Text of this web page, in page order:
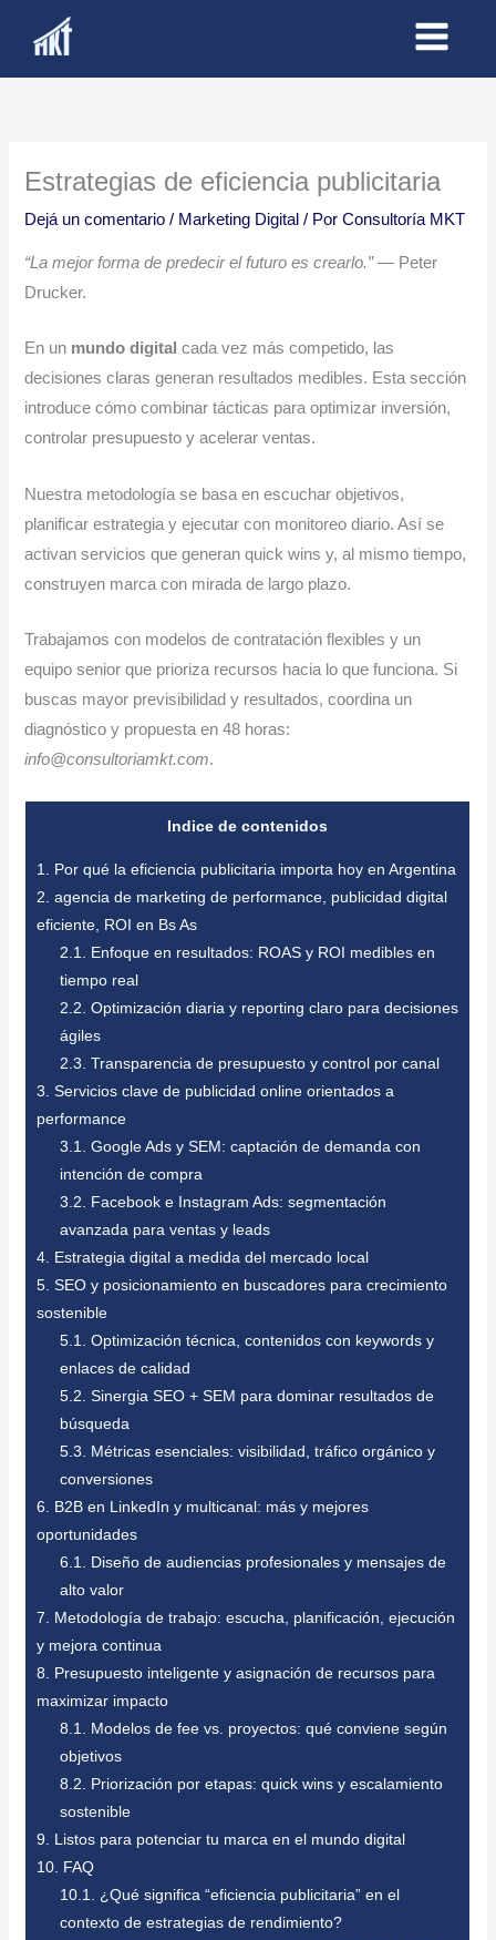
Estrategias de eficiencia publicitaria
Dejá un comentario / Marketing Digital / PorConsultoría MKT
“La mejor forma de predecir el futuro es crearlo.”— Peter
Drucker.
En un mundo digital cada vez más competido, las
decisiones claras generan resultados medibles. Esta sección
introduce cómo combinar tácticas para optimizar inversión,
controlar presupuesto y acelerar ventas.
Nuestra metodología se basa en escuchar objetivos,
planificar estrategia y ejecutar con monitoreo diario. Así se
activan servicios que generan quick wins y, al mismo tiempo,
construyen marca con mirada de largo plazo.
Trabajamos con modelos de contratación flexibles y un
equipo senior que prioriza recursos hacia lo que funciona. Si
buscas mayor previsibilidad y resultados, coordina un
diagnóstico y propuesta en 48 horas:
info@consultoriamkt.com.
Indice de contenidos
1.
Por qué la eficiencia publicitaria importa hoy en Argentina
2. agencia de marketing de performance, publicidad digital
eficiente, ROI en Bs As
2.1.
Enfoque en resultados: ROAS y ROI medibles en
tiempo real
2.2. Optimización diaria y reporting claro para decisiones
ágiles
2.3. Transparencia de presupuesto y control por canal
3. Servicios clave de publicidad online orientados a
performance
3.1.
Google Ads y SEM: captación de demanda con
intención de compra
3.2.
Facebook e Instagram Ads: segmentación
avanzada para ventas y leads
4. Estrategia digital a medida del mercado local
5. SEO y posicionamiento en buscadores para crecimiento
sostenible
5.1.
Optimización técnica, contenidos con keywords y
enlaces de calidad
5.2. Sinergia SEO + SEM para dominar resultados de
búsqueda
5.3.
Métricas esenciales: visibilidad, tráfico orgánico y
conversiones
6.
B2B en LinkedIn y multicanal: más y mejores
oportunidades
6.1.
Diseño de audiencias profesionales y mensajes de
alto valor
7.
Metodología de trabajo: escucha, planificación, ejecución
y mejora continua
8.
Presupuesto inteligente y asignación de recursos para
maximizar impacto
8.1.
Modelos de fee vs. proyectos: qué conviene según
objetivos
8.2.
Priorización por etapas: quick wins y escalamiento
sostenible
9.
Listos para potenciar tu marca en el mundo digital
10. FAQ
10.1.
¿Qué significa “eficiencia publicitaria” en el
contexto de estrategias de rendimiento?